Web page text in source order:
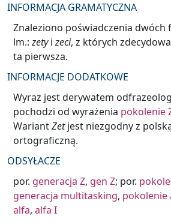
INFORMACJA GRAMATYCZNA
Znaleziono poświadczenia dwóch
lm.:zetyizeci, z których
ta pierwsza.
INFORMACJE DODATKOWE
Wyraz jest derywatem
pochodzi od wyrażenia pokolenie
WariantZetjest niezgodny z
ortograficzną.
ODSYŁACZE
por. generacja Z, gen Z; por.
generacja multitasking, pokolenie
alfa, alfa I